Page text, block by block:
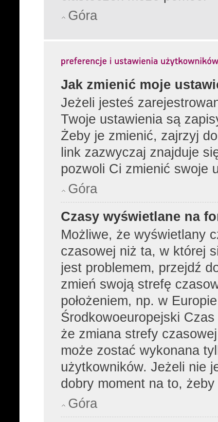
Góra
Jak zmienić moje
Jeżeli jesteś
Twoje ustawienia są
Żeby je zmienić, zajrzyj
link zazwyczaj znajduje
pozwoli Ci zmienić swoje
Góra
Czasy wyświetlane na
Możliwe, że wyświetlany
czasowej niż ta, w której
jest problemem, przejdź
zmień swoją strefę
położeniem, np. w
Środkowoeuropejski
że zmiana strefy
może zostać wykonana
użytkowników. Jeżeli nie
dobry moment na to,
Góra